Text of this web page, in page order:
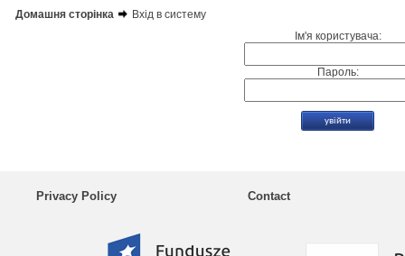
Домашня сторінка
Вхід в систему
Ім'я користувача:
Пароль:
Privacy Policy Contact